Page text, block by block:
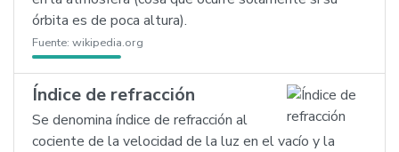
órbita es de poca altura).
Fuente: wikipedia.org
Índice de refracción
Se denomina índice de refracción al
cociente de la velocidad de la luz en el vacío y la